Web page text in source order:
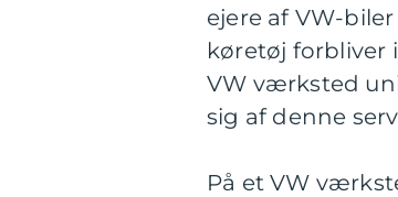
ejere af VW-
køretøj forbliver
VW værksted
sig af denne
På et VW